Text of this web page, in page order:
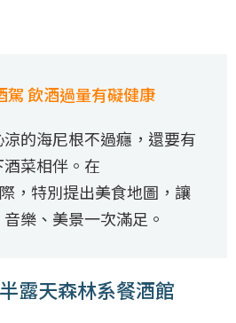
飲酒過量有礙健康
的海尼根不過癮，還要有
菜相伴。在
，特別提出美食地圖，讓
樂、美景一次滿足。
露天森林系餐酒館